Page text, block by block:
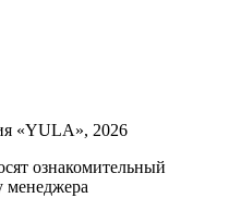
«YULA», 2026
ознакомительный
менеджера